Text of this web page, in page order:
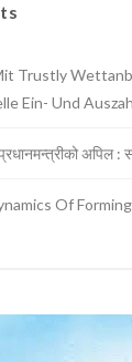
Trustly
Ein- Und
अपिल :
Of